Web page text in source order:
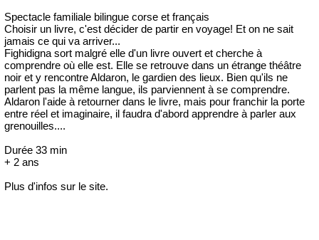
Spectacle familiale bilingue corse et français
Choisir un livre, c'est décider de partir en voyage! Et on ne sait
jamais ce qui va arriver...
Fighidigna sort malgré elle d'un livre ouvert et cherche à
comprendre où elle est. Elle se retrouve dans un étrange théâtre
noir et y rencontre Aldaron, le gardien des lieux. Bien qu'ils ne
parlent pas la même langue, ils parviennent à se comprendre.
Aldaron l'aide à retourner dans le livre, mais pour franchir la porte
entre réel et imaginaire, il faudra d'abord apprendre à parler aux
grenouilles....
Durée 33 min
+ 2 ans
Plus d'infos sur le site.